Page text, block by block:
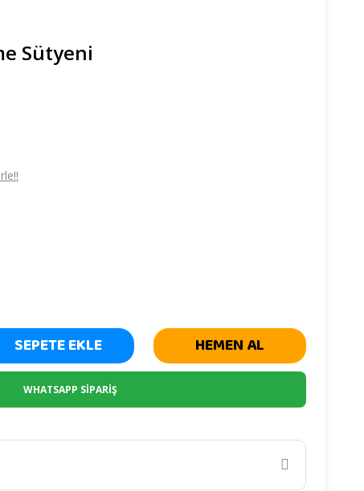
Sütyeni
SEPETE EKLE HEMEN AL
WHATSAPP SİPARİŞ